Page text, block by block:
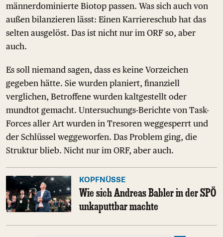
männerdominierte Biotop passen. Was sich auch von
außen bilanzieren lässt: Einen Karriereschub hat das
selten ausgelöst. Das ist nicht nur im ORF so, aber
auch.
Es soll niemand sagen, dass es keine Vorzeichen
gegeben hätte. Sie wurden planiert, finanziell
verglichen, Betroffene wurden kaltgestellt oder
mundtot gemacht. Untersuchungs-Berichte von Task-
Forces aller Art wurden in Tresoren weggesperrt und
der Schlüssel weggeworfen. Das Problem ging, die
Struktur blieb. Nicht nur im ORF, aber auch.
KOPFNÜSSE
Wie sich Andreas Babler in der SPÖ
unkaputtbar machte